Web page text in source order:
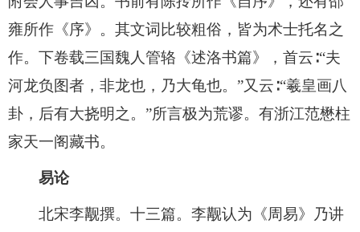
雍所作《序》。其文词比较粗俗，皆为术士托名之
作。下卷载三国魏人管辂《述洛书篇》，首云∶“夫
河龙负图者，非龙也，乃大龟也。”又云∶“羲皇画八
卦，后有大挠明之。”所言极为荒谬。有浙江范懋柱
家天一阁藏书。
易论
北宋李觏撰。十三篇。李觏认为《周易》乃讲